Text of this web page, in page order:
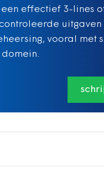
effectief 3-lines
vooral met